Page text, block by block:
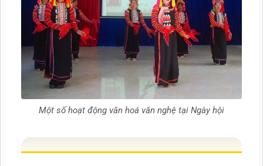
Một số hoạt động văn hoá văn nghệ tại Ngày hội